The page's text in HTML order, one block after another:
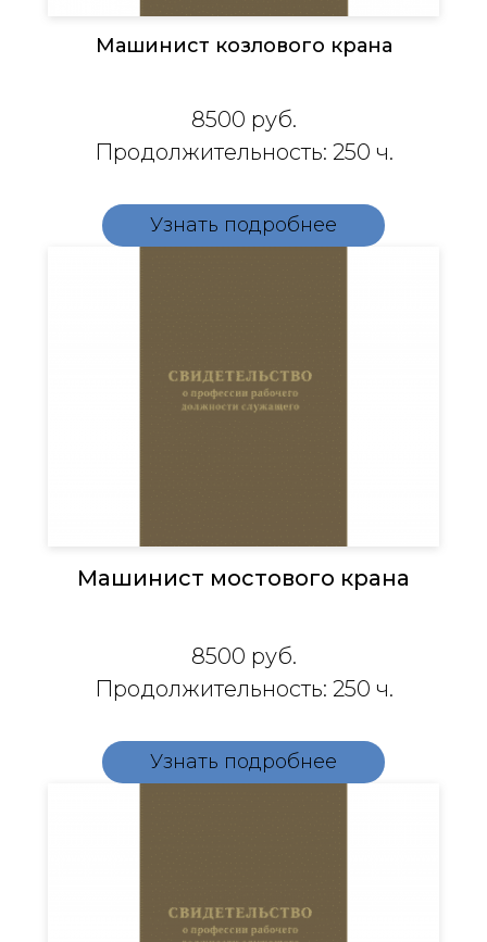
Машинист козлового крана
8500 руб.
Продолжительность: 250 ч.
Узнать подробнее
Машинист мостового крана
8500 руб.
Продолжительность: 250 ч.
Узнать подробнее